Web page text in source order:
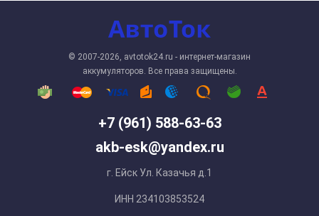
+7 (961) 588-63-63
akb-esk@yandex.ru
г. Ейск Ул. Казачья д.1
ИНН 234103853524
© 2007-2026, avtotok24.ru - интернет-магазин
аккумуляторов. Все права защищены.